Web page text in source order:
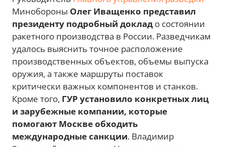
Минобороны Олег Иващенко представил
президенту подробный доклад о состоянии
ракетного производства в России. Разведчикам
удалось выяснить точное расположение
производственных объектов, объемы выпуска
оружия, а также маршруты поставок
критически важных компонентов и станков.
Кроме того, ГУР установило конкретных лиц
и зарубежные компании, которые
помогают Москве обходить
международные санкции. Владимир